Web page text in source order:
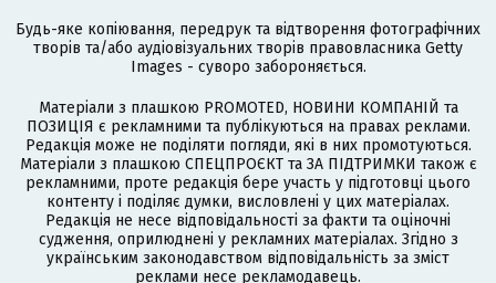
Будь-яке копіювання, передрук та відтворення фотографічних
творів та/або аудіовізуальних творів правовласника Getty
Images - суворо забороняється.
Матеріали з плашкою PROMOTED, НОВИНИ КОМПАНІЙ та
ПОЗИЦІЯ є рекламними та публікуються на правах реклами.
Редакція може не поділяти погляди, які в них промотуються.
Матеріали з плашкою СПЕЦПРОЄКТ та ЗА ПІДТРИМКИ також є
рекламними, проте редакція бере участь у підготовці цього
контенту і поділяє думки, висловлені у цих матеріалах.
Редакція не несе відповідальності за факти та оціночні
судження, оприлюднені у рекламних матеріалах. Згідно з
українським законодавством відповідальність за зміст
реклами несе рекламодавець.